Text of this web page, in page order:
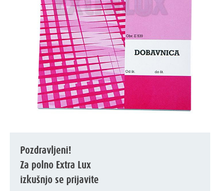
Pozdravljeni!
Za polno Extra Lux
izkušnjo se prijavite